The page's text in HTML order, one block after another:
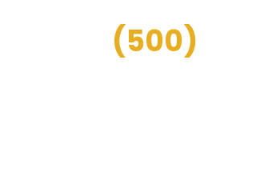
(500)